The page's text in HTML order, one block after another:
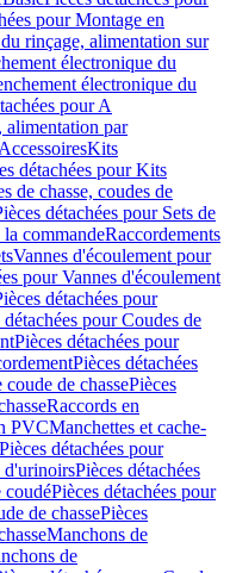
pour Montage en
rinçage, alimentation sur
électronique du
électronique du
pour A
alimentation par
Kits
détachées pour Kits
de chasse, coudes de
détachées pour Sets de
la commandeRaccordements
Vannes d'écoulement pour
pour Vannes d'écoulement
détachées pour
détachées pour Coudes de
Pièces détachées pour
Pièces détachées
de chassePièces
Raccords en
PVCManchettes et cache-
Pièces détachées pour
d'urinoirsPièces détachées
coudéPièces détachées pour
de chassePièces
Manchons de
de